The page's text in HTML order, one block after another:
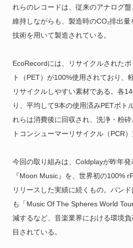
れらのレコードは、従来のアナログ
維持しながらも、製造時のCO₂排出
技術を用いて製造されている。
EcoRecordには、リサイクルされた
ト（PET）が100%使用されており、
リサイクルしやすい素材である。各
り、平均して9本の使用済みPETボト
れらは消費後に回収され、洗浄・粉
トコンシューマーリサイクル（PCR
今回の取り組みは、Coldplayが昨年
『Moon Music』を、世界初の100%
リリースした実績に続くもの。バン
も「Music Of The Spheres World
減するなど、音楽業界における環境
目されている。